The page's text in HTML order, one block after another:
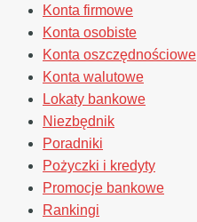
Konta firmowe
Konta osobiste
Konta oszczędnościowe
Konta walutowe
Lokaty bankowe
Niezbędnik
Poradniki
Pożyczki i kredyty
Promocje bankowe
Rankingi